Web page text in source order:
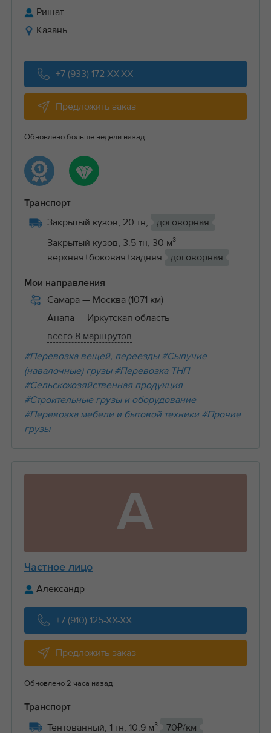
Ришат
Казань
+7 (933) 172-XX-XX
Предложить заказ
Обновлено больше недели назад
Транспорт
Закрытый кузов, 20 тн,
договорная
Закрытый кузов, 3.5 тн, 30 м³
верхняя+боковая+задняя
договорная
Мои направления
Самара — Москва (1071 км)
Анапа — Иркутская область
всего 8 маршрутов
#Перевозка вещей, переезды #Сыпучие
(навалочные) грузы #Перевозка ТНП
#Сельскохозяйственная продукция
#Строительные грузы и оборудование
#Перевозка мебели и бытовой техники #Прочие
грузы
А
Частное лицо
Александр
+7 (910) 125-XX-XX
Предложить заказ
Обновлено 2 часа назад
Транспорт
Тентованный, 1 тн, 10.9 м³ 70₽/км